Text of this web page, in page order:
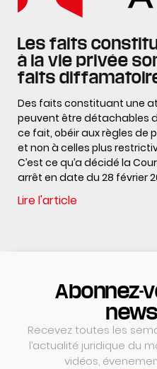
Les faits
à la vie privée
faits
Des faits constituant une
peuvent être détachables
ce fait, obéir aux règles de
et non à celles plus
C’est ce qu’a décidé la
arrêt en date du 28 février
Lire l'article
Abonnez-
Recevez toutes les
l’actualité juridique du
vidéos,